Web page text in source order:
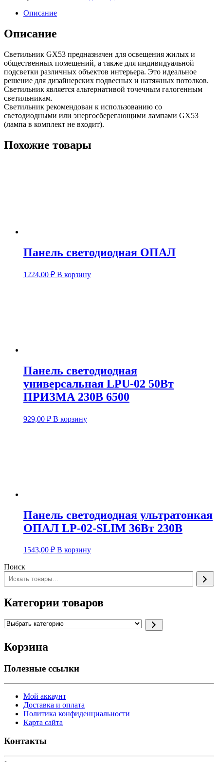
Описание
Описание
Светильник GX53 предназначен для освещения жилых и
общественных помещений, а также для индивидуальной
подсветки различных объектов интерьера. Это идеальное
решение для дизайнерских подвесных и натяжных потолков.
Светильник является альтернативой точечным галогенным
светильникам.
Светильник рекомендован к использованию со
светодиодными или энергосберегающими лампами GX53
(лампа в комплект не входит).
Похожие товары
Панель светодиодная ОПАЛ
1224,00 ₽ В корзину
Панель светодиодная
универсальная LPU-02 50Вт
ПРИЗМА 230В 6500
929,00 ₽ В корзину
Панель светодиодная ультратонкая
ОПАЛ LP-02-SLIM 36Вт 230В
1543,00 ₽ В корзину
Поиск
Категории товаров
Выбрать
Корзина
Полезные ссылки
Мой аккаунт
Доставка и оплата
Политика конфиденциальности
Карта сайта
Контакты